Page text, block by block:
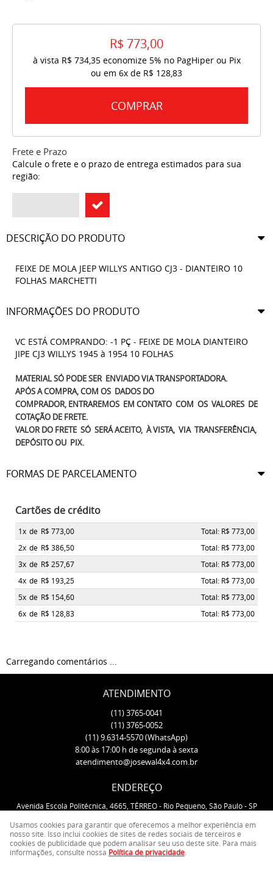
R$ 773,00
à vista R$ 734,35economize 5% no PagHiper ou Pix
ou em 6x de R$ 128,83
COMPRAR
Frete e Prazo
Calcule o frete e o prazo de entrega estimados para sua
região:
DESCRIÇÃO DO PRODUTO
FEIXE DE MOLA JEEP WILLYS ANTIGO CJ3 - DIANTEIRO 10
FOLHAS MARCHETTI
INFORMAÇÕES DO PRODUTO
VC ESTÁ COMPRANDO: -1 PÇ - FEIXE DE MOLA DIANTEIRO
JIPE CJ3 WILLYS 1945 à 1954 10 FOLHAS
MATERIAL SÓ PODE SER ENVIADO VIA TRANSPORTADORA.
APÓS A COMPRA, COM OS DADOS DO
COMPRADOR, ENTRAREMOS EM CONTATO COM OS VALORES DE
COTAÇÃO DE FRETE.
VALOR DO FRETE SÓ SERÁ ACEITO, À VISTA, VIA TRANSFERÊNCIA,
DEPÓSITO OU PIX.
FORMAS DE PARCELAMENTO
Cartões de crédito
1x de R$ 773,00
Total: R$ 773,00
2x de R$ 386,50
Total: R$ 773,00
3x de R$ 257,67
Total: R$ 773,00
4x de R$ 193,25
Total: R$ 773,00
5x de R$ 154,60
Total: R$ 773,00
6x de R$ 128,83 Total: R$ 773,00
Carregando comentários ...
ATENDIMENTO
(11)3765-0041
(11)3765-0052
(11)9.6314-5570(WhatsApp)
8:00 às 17:00 h de segunda à sexta
atendimento@josewal4x4.com.br
ENDEREÇO
Avenida Escola Politécnica, 4665, TÉRREO- Rio Pequeno, São Paulo-SP
LOJA VIRTUAL CRIADA POR
Usamos cookies para garantir que oferecemos a melhor experiência em
nosso site. Isso inclui cookies de sites de redes sociais de terceiros e
cookies de publicidade que podem analisar seu uso deste site. Para mais
informações, consulte nossa Política de privacidade